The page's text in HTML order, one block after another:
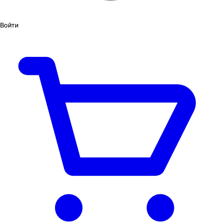
Войти